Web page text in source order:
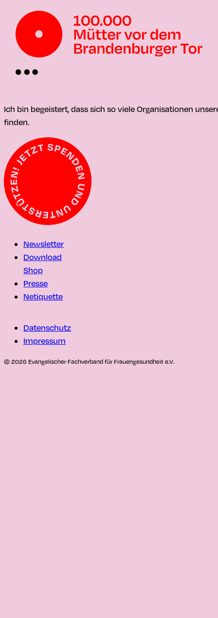
Ich bin begeistert, dass sich so viele Organisationen
finden.
Newsletter
Download
Shop
Presse
Netiquette
Datenschutz
Impressum
© 2026 Evangelischer Fachverband für Frauengesundheit e.V.